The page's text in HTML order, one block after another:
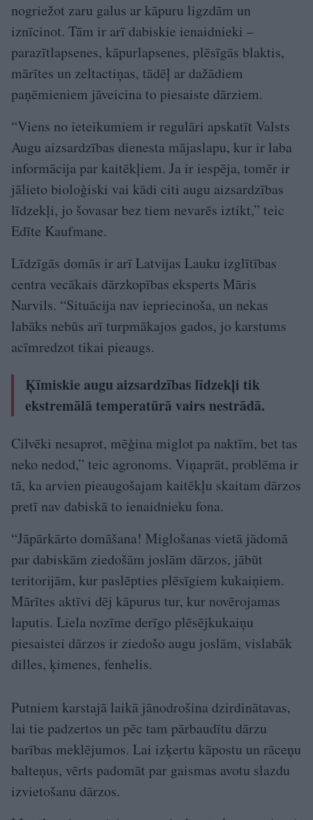
nogriežot zaru galus ar kāpuru ligzdām un
iznīcinot. Tām ir arī dabiskie ienaidnieki –
parazītlapsenes, kāpurlapsenes, plēsīgās blaktis,
mārītes un zeltactiņas, tādēļ ar dažādiem
paņēmieniem jāveicina to piesaiste dārziem.
“Viens no ieteikumiem ir regulāri apskatīt Valsts
Augu aizsardzības dienesta mājaslapu, kur ir laba
informācija par kaitēkļiem. Ja ir iespēja, tomēr ir
jālieto bioloģiski vai kādi citi augu aizsardzības
līdzekļi, jo šovasar bez tiem nevarēs iztikt,” teic
Edīte Kaufmane.
Līdzīgās domās ir arī Latvijas Lauku izglītības
centra vecākais dārzkopības eksperts Māris
Narvils. “Situācija nav iepriecinoša, un nekas
labāks nebūs arī turpmākajos gados, jo karstums
acīmredzot tikai pieaugs.
Ķīmiskie augu aizsardzības līdzekļi tik
ekstremālā temperatūrā vairs nestrādā.
Cilvēki nesaprot, mēģina miglot pa naktīm, bet tas
neko nedod,” teic agronoms. Viņaprāt, problēma ir
tā, ka arvien pieaugošajam kaitēkļu skaitam dārzos
pretī nav dabiskā to ienaidnieku fona.
“Jāpārkārto domāšana! Miglošanas vietā jādomā
par dabiskām ziedošām joslām dārzos, jābūt
teritorijām, kur paslēpties plēsīgiem kukaiņiem.
Mārītes aktīvi dēj kāpurus tur, kur novērojamas
laputis. Liela nozīme derīgo plēsējkukaiņu
piesaistei dārzos ir ziedošo augu joslām, vislabāk
dilles, ķimenes, fenhelis.
Putniem karstajā laikā jānodrošina dzirdinātavas,
lai tie padzertos un pēc tam pārbaudītu dārzu
barības meklējumos. Lai izķertu kāpostu un rāceņu
balteņus, vērts padomāt par gaismas avotu slazdu
izvietošanu dārzos.